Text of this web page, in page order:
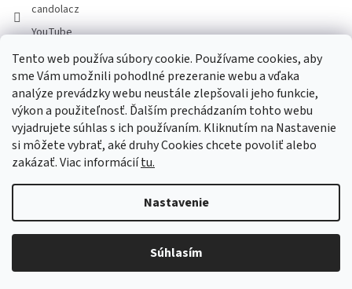
Tento web používa súbory cookie. Používame cookies, aby
sme Vám umožnili pohodlné prezeranie webu a vďaka
analýze prevádzky webu neustále zlepšovali jeho funkcie,
výkon a použiteľnosť. Ďalším prechádzaním tohto webu
vyjadrujete súhlas s ich používaním. Kliknutím na Nastavenie
si môžete vybrať, aké druhy Cookies chcete povoliť alebo
zakázať. Viac informáciítu.
Nastavenie
Súhlasím
candolacz
YouTube
Prijímame online platby
Copyright 2026GASTRO HOLDING CANDOLA, s. r. o.. Všetky práva
Upraviť nastavenie cookies